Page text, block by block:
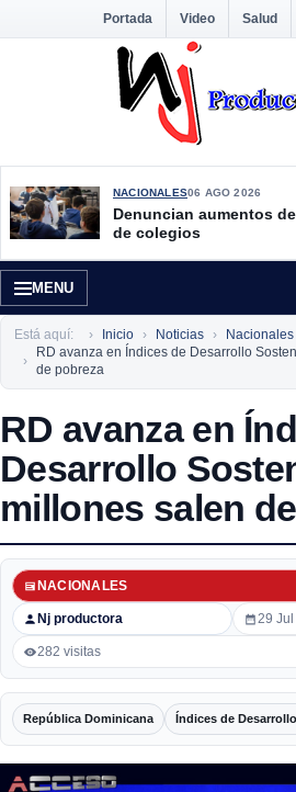
Portada Video Salud
NACIONALES06 AGO 2026
Denuncian aumentos
de colegios
MENU
Está aquí: Inicio Noticias
Nacionales
RD avanza en Índices de Desarrollo
de pobreza
RD avanza en
Desarrollo
millones salen
Nj productora
NACIONALES
29
282 visitas
República Dominicana Índices de